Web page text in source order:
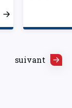
suivant